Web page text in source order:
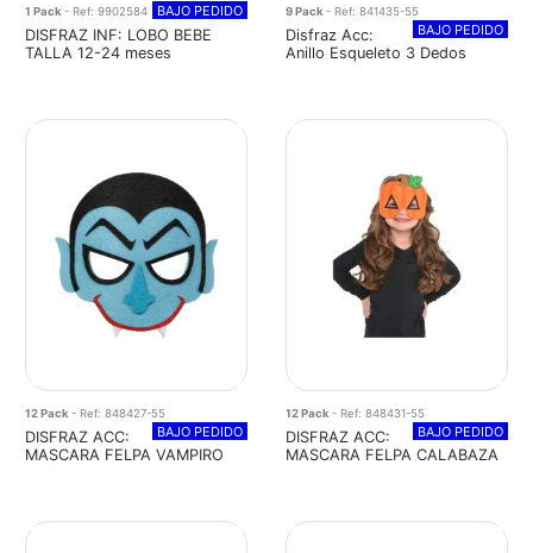
1 Pack - Ref: 9902584 BAJO PEDIDO
DISFRAZ INF: LOBO BEBE
TALLA 12-24 meses
9 Pack - Ref: 841435-55
BAJO PEDIDO
Disfraz Acc:
Anillo Esqueleto 3 Dedos
12 Pack - Ref: 848427-55
BAJO PEDIDO
DISFRAZ ACC:
MASCARA FELPA VAMPIRO
12 Pack - Ref: 848431-55
BAJO PEDIDO
DISFRAZ ACC:
MASCARA FELPA CALABAZA